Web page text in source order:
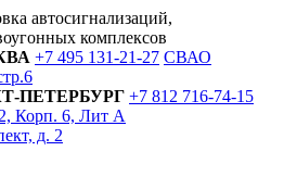
автосигнализаций,
комплексов
+7 495 131-21-27 СВАО
ПЕТЕРБУРГ +7 812 716-74-15
Корп. 6, Лит А
д. 2